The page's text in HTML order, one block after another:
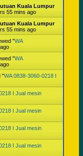
Kuala Lumpur
55 mins ago
Kuala Lumpur
55 mins ago
"WA
"WA
"WA 0838-3060-0218 I
I Jual mesin
I Jual mesin
I Jual mesin
I Jual mesin